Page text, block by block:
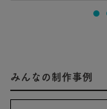
みんなの制作事例